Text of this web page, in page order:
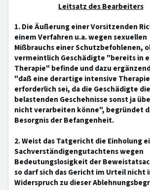
Leitsatz des Bearbeiters
1. Die Äußerung einer Vorsitzenden
einem Verfahren u.a. wegen sexuellen
Mißbrauchs einer Schutzbefohlenen,
vermeintlich Geschädigte "bereits in
Therapie" befinde und dazu
"daß eine derartige intensive
erforderlich sei, da die Geschädigte
belastenden Geschehnisse sonst ja
nicht verarbeiten könne", begründet
Besorgnis der Befangenheit.
2. Weist das Tatgericht die Einholung
Sachverständigengutachtens wegen
Bedeutungslosigkeit der
so darf sich das Gericht im Urteil nicht
Widerspruch zu dieser